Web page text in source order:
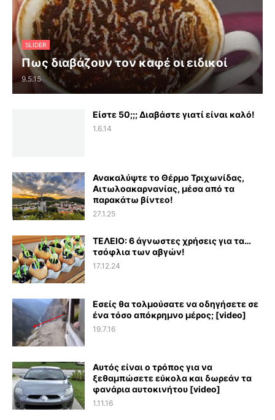
SLIDER
Πως διαβάζουν τον καφέ οι ειδικοί
9.5.15
Είστε 50;;; Διαβάστε γιατί είναι καλό!
1.6.14
Ανακαλύψτε το Θέρμο Τριχωνίδας,
Αιτωλοακαρνανίας, μέσα από τα
παρακάτω βίντεο!
27.1.25
ΤΕΛΕΙΟ: 6 άγνωστες χρήσεις για τα…
τσόφλια των αβγών!
17.12.24
Εσείς θα τολμούσατε να οδηγήσετε σε
ένα τόσο απόκρημνο μέρος; [video]
19.7.16
Αυτός είναι ο τρόπος για να
ξεθαμπώσετε εύκολα και δωρεάν τα
φανάρια αυτοκινήτου [video]
1.11.16